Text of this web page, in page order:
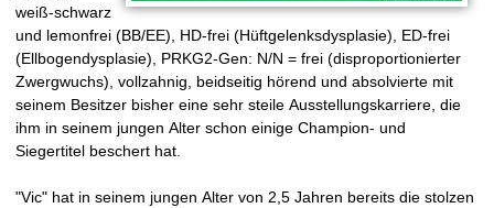
weiß-schwarz
und lemonfrei (BB/EE), HD-frei (Hüftgelenksdysplasie), ED-frei
(Ellbogendysplasie), PRKG2-Gen: N/N = frei (disproportionierter
Zwergwuchs), vollzahnig, beidseitig hörend und absolvierte mit
seinem Besitzer bisher eine sehr steile Ausstellungskarriere, die
ihm in seinem jungen Alter schon einige Champion- und
Siegertitel beschert hat.
"Vic" hat in seinem jungen Alter von 2,5 Jahren bereits die stolzen